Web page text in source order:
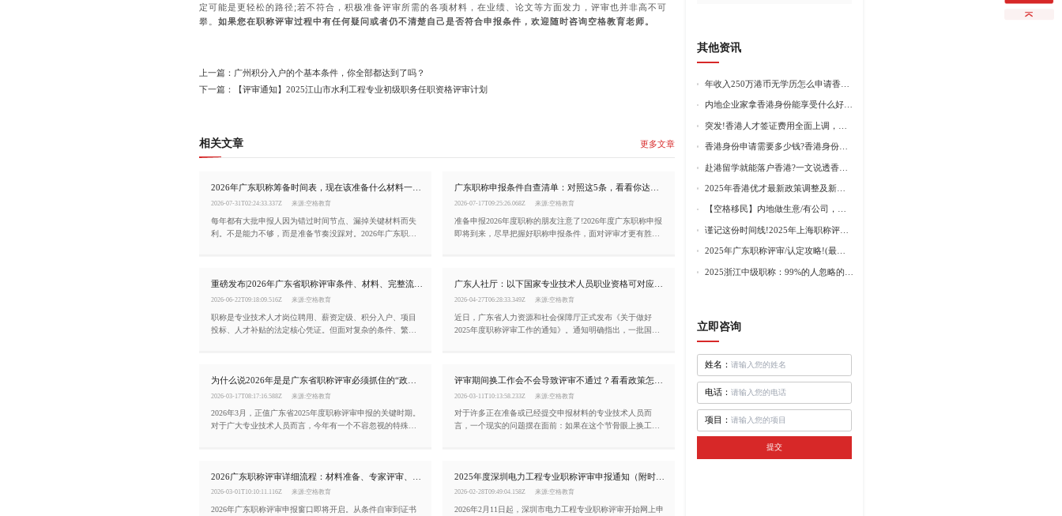
定可能是更轻松的路径;若不符合，积极准备评审所需的各项材料，在业绩、论文等方面发力，评审也并非高不可
攀。 如果您在职称评审过程中有任何疑问或者仍不清楚自己是否符合申报条件，欢迎随时咨询空格教育老师。
上一篇：广州积分入户的个基本条件，你全部都达到了吗？
下一篇：【评审通知】2025江山市水利工程专业初级职务任职资格评审计划
相关文章 更多文章
2026年广东职称筹备时间表，现在该准备什么材料一目了然!
2026-07-31T02:24:33.337Z 来源:空格教育
每年都有大批申报人因为错过时间节点、漏掉关键材料而失
利。不是能力不够，而是准备节奏没踩对。2026年广东职称
广东职称申报条件自查清单：对照这5条，看看你达标了吗?
2026-07-17T09:25:26.068Z 来源:空格教育
准备申报2026年度职称的朋友注意了!2026年度广东职称申报
即将到来，尽早把握好职称申报条件，面对评审才更有胜算!
重磅发布|2026年广东省职称评审条件、材料、完整流程!
2026-06-22T09:18:09.516Z 来源:空格教育
职称是专业技术人才岗位聘用、薪资定级、积分入户、项目
投标、人才补贴的法定核心凭证。但面对复杂的条件、繁多
广东人社厅：以下国家专业技术人员职业资格可对应广东省职称！
2026-04-27T06:28:33.349Z 来源:空格教育
近日，广东省人力资源和社会保障厅正式发布《关于做好
2025年度职称评审工作的通知》。通知明确指出，一批国家
为什么说2026年是是广东省职称评审必须抓住的“政策窗口期”？
2026-03-17T08:17:16.588Z 来源:空格教育
2026年3月，正值广东省2025年度职称评审申报的关键时期。
对于广大专业技术人员而言，今年有一个不容忽视的特殊背
整评审，现行改革周期将于2027年5月1日结束。
评审期间换工作会不会导致评审不通过？看看政策怎么说
2026-03-11T10:13:58.233Z 来源:空格教育
对于许多正在准备或已经提交申报材料的专业技术人员而
言，一个现实的问题摆在面前：如果在这个节骨眼上换工
与应对策略。
2026-03-01T10:10:11.116Z 来源:空格教育
2026年广东职称评审申报窗口即将开启。从条件自审到证书
2025年度深圳电力工程专业职称评审申报通知（附时间节点与条件）
2026-02-28T09:49:04.158Z 来源:空格教育
2026年2月11日起，深圳市电力工程专业职称评审开始网上申
其他资讯
内地企业家拿香港身份能享受什么好处?哪种申请途径更适合企业家?
【空格移民】内地做生意/有公司，学历不高怎么办理香港身份?
立即咨询
姓名：
电话：
项目：
提交